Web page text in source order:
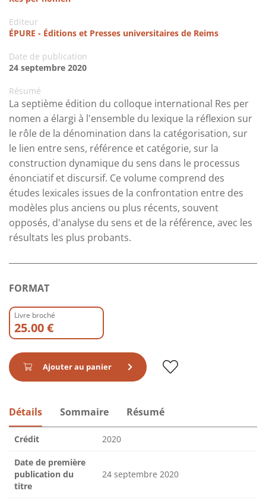
Editeur
ÉPURE - Éditions et Presses universitaires de Reims
Date de publication
24 septembre 2020
Résumé
La septième édition du colloque international Res per
nomen a élargi à l'ensemble du lexique la réflexion sur
le rôle de la dénomination dans la catégorisation, sur
le lien entre sens, référence et catégorie, sur la
construction dynamique du sens dans le processus
énonciatif et discursif. Ce volume comprend des
études lexicales issues de la confrontation entre des
modèles plus anciens ou plus récents, souvent
opposés, d'analyse du sens et de la référence, avec les
résultats les plus probants.
FORMAT
Livre broché
25.00 €
Ajouter au panier
Détails Sommaire Résumé
Crédit 2020
Date de première
publication du
titre
24 septembre 2020